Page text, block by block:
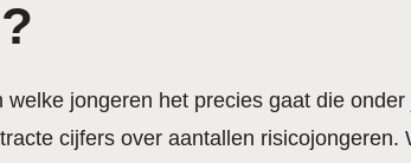
jongeren het precies gaat die
cijfers over aantallen risicojongeren.